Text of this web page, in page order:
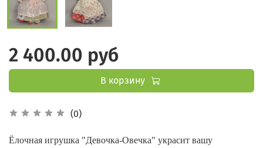
(0)
2 400.00 руб
В корзину
Ёлочная игрушка "Девочка-Овечка" украсит вашу